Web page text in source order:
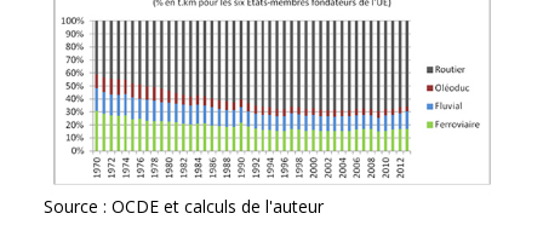
Source : OCDE et calculs de l'auteur